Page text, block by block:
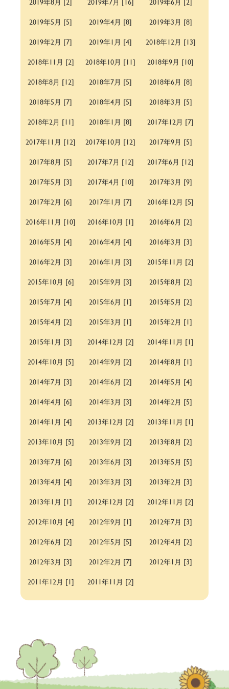
2019年5月 [5]
2019年4月 [8]
2019年3月 [8]
2019年2月 [7]
2019年1月 [4]
2018年12月 [13]
2018年11月 [2]
2018年10月 [11]
2018年9月 [10]
2018年8月 [12]
2018年7月 [5]
2018年6月 [8]
2018年5月 [7]
2018年4月 [5]
2018年3月 [5]
2018年2月 [11]
2018年1月 [8]
2017年12月 [7]
2017年11月 [12]
2017年10月 [12]
2017年9月 [5]
2017年8月 [5]
2017年7月 [12]
2017年6月 [12]
2017年5月 [3]
2017年4月 [10]
2017年3月 [9]
2017年2月 [6]
2017年1月 [7]
2016年12月 [5]
2016年11月 [10]
2016年10月 [1]
2016年6月 [2]
2016年5月 [4]
2016年4月 [4]
2016年3月 [3]
2016年2月 [3]
2016年1月 [3]
2015年11月 [2]
2015年10月 [6]
2015年9月 [3]
2015年8月 [2]
2015年7月 [4]
2015年6月 [1]
2015年5月 [2]
2015年4月 [2]
2015年3月 [1]
2015年2月 [1]
2015年1月 [3]
2014年12月 [2]
2014年11月 [1]
2014年10月 [5]
2014年9月 [2]
2014年8月 [1]
2014年7月 [3]
2014年6月 [2]
2014年5月 [4]
2014年4月 [6]
2014年3月 [3]
2014年2月 [5]
2014年1月 [4]
2013年12月 [2]
2013年11月 [1]
2013年10月 [5]
2013年9月 [2]
2013年8月 [2]
2013年7月 [6]
2013年6月 [3]
2013年5月 [5]
2013年4月 [4]
2013年3月 [3]
2013年2月 [3]
2013年1月 [1]
2012年12月 [2]
2012年11月 [2]
2012年10月 [4]
2012年9月 [1]
2012年7月 [3]
2012年6月 [2]
2012年5月 [5]
2012年4月 [2]
2012年3月 [3]
2012年2月 [7]
2012年1月 [3]
2011年12月 [1]
2011年11月 [2]